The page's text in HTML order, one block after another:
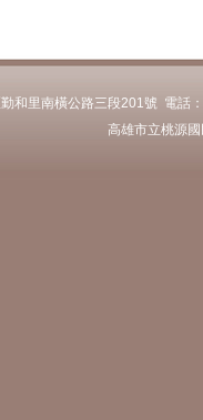
和里南橫公路三段201號 電
高雄市立桃源